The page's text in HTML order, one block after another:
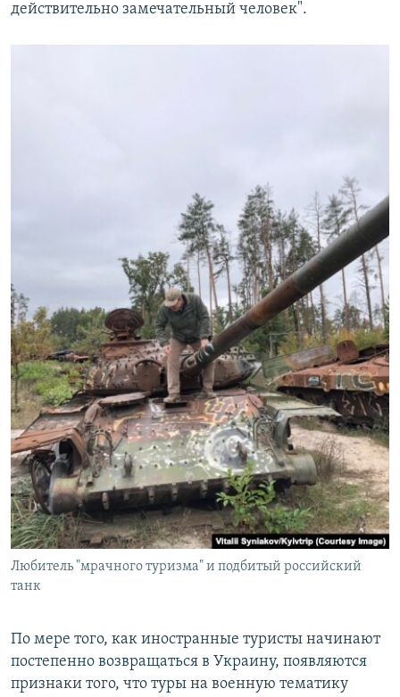
действительно замечательный человек".
Любитель "мрачного туризма" и подбитый российский
танк
По мере того, как иностранные туристы начинают
постепенно возвращаться в Украину, появляются
признаки того, что туры на военную тематику